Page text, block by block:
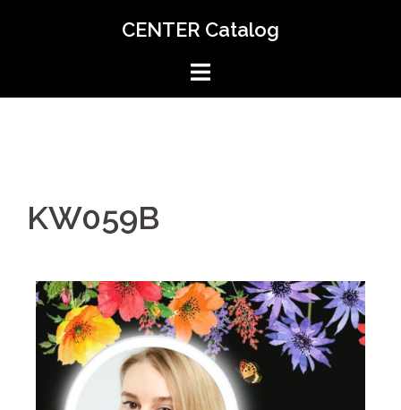
CENTER Catalog
KW059B